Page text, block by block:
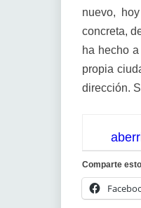
nuevo,
concreta,
ha hecho
propia
dirección.
Comparte